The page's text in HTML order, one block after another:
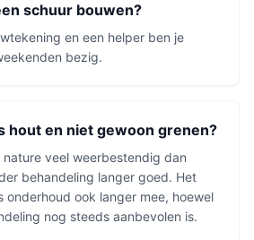
schuur bouwen?
en een helper ben je
bezig.
hout en niet gewoon grenen?
nature veel weerbestendig dan
behandeling langer goed. Het
onderhoud ook langer mee, hoewel
nog steeds aanbevolen is.